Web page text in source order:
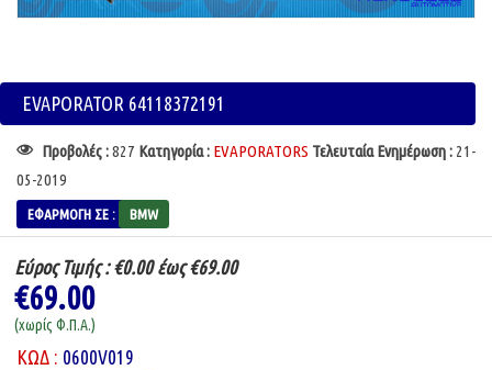
EVAPORATOR 64118372191
Προβολές :827 Κατηγορία : EVAPORATORS Τελευταία Ενημέρωση : 21-
05-2019
ΕΦΑΡΜΟΓΉ ΣΕ : BMW
Εύρος Τιμής : €0.00 έως €69.00
€69.00
(χωρίς Φ.Π.Α.)
ΚΩΔ : 0600V019